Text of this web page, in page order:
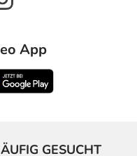
App
GESUCHT